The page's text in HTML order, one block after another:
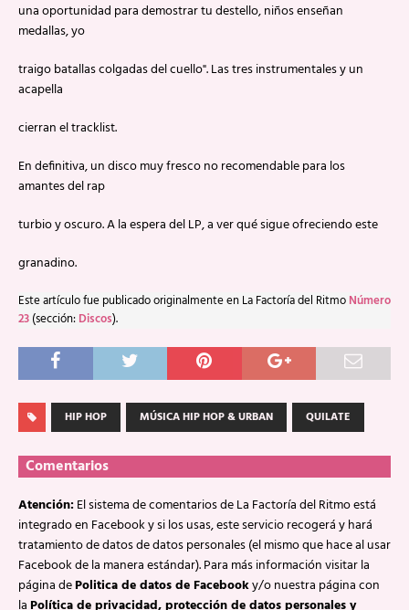
una oportunidad para demostrar tu destello, niños enseñan
medallas, yo
traigo batallas colgadas del cuello". Las tres instrumentales y un
acapella
cierran el tracklist.
En definitiva, un disco muy fresco no recomendable para los
amantes del rap
turbio y oscuro. A la espera del LP, a ver qué sigue ofreciendo este
granadino.
Este artículo fue publicado originalmente en La Factoría del Ritmo Número
23 (sección: Discos).
HIP HOP MÚSICA HIP HOP & URBAN QUILATE
Comentarios
Atención:El sistema de comentarios de La Factoría del Ritmo está
integrado en Facebook y si los usas, este servicio recogerá y hará
tratamiento de datos de datos personales (el mismo que hace al usar
Facebook de la manera estándar). Para más información visitar la
página dePolitica de datos de Facebooky/o nuestra página con